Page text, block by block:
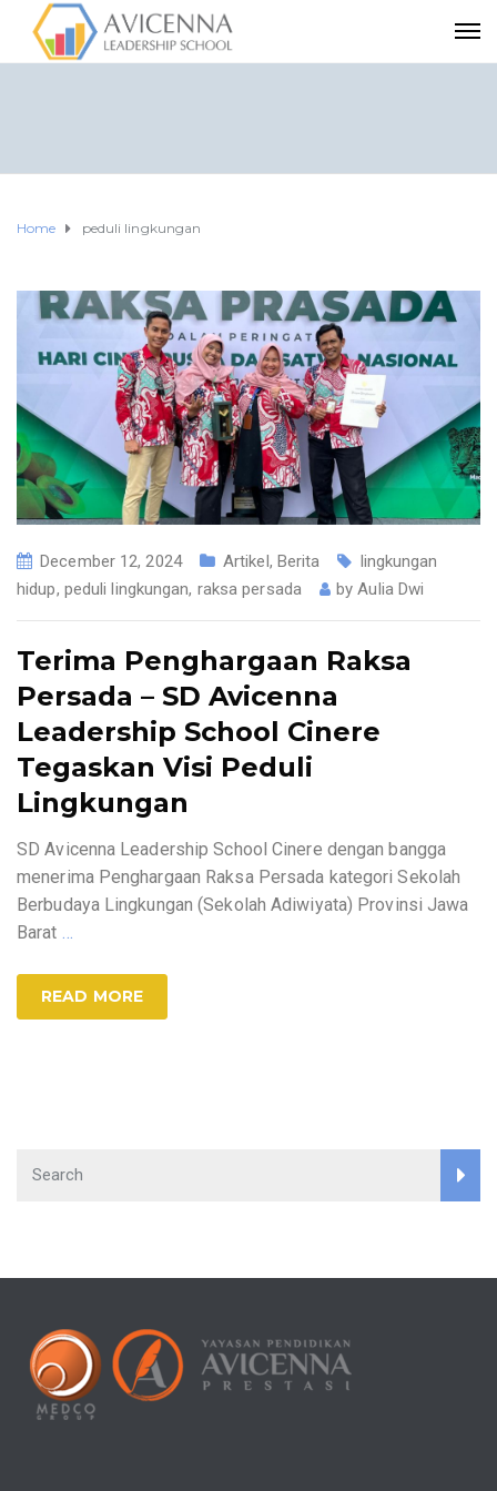
Home peduli lingkungan
December 12, 2024 Artikel, Berita
lingkungan
hidup, peduli lingkungan, raksa persada byAulia Dwi
Terima Penghargaan Raksa
Persada – SD Avicenna
Leadership School Cinere
Tegaskan Visi Peduli
Lingkungan
SD Avicenna Leadership School Cinere dengan bangga
menerima Penghargaan Raksa Persada kategori Sekolah
Berbudaya Lingkungan (Sekolah Adiwiyata) Provinsi Jawa
Barat …
READ MORE